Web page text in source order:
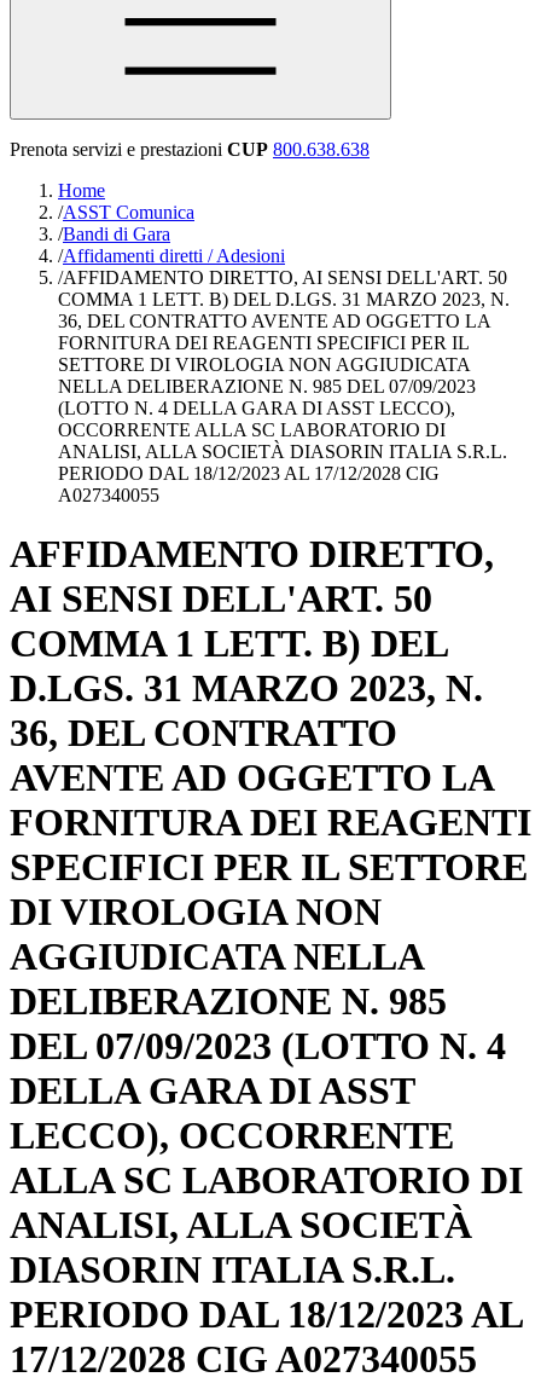
Prenota servizi e prestazioni CUP 800.638.638
Home
/ASST Comunica
/Bandi di Gara
/Affidamenti diretti / Adesioni
/AFFIDAMENTO DIRETTO, AI SENSI DELL'ART. 50
COMMA 1 LETT. B) DEL D.LGS. 31 MARZO 2023, N.
36, DEL CONTRATTO AVENTE AD OGGETTO LA
FORNITURA DEI REAGENTI SPECIFICI PER IL
SETTORE DI VIROLOGIA NON AGGIUDICATA
NELLA DELIBERAZIONE N. 985 DEL 07/09/2023
(LOTTO N. 4 DELLA GARA DI ASST LECCO),
OCCORRENTE ALLA SC LABORATORIO DI
ANALISI, ALLA SOCIETÀ DIASORIN ITALIA S.R.L.
PERIODO DAL 18/12/2023 AL 17/12/2028 CIG
A027340055
AFFIDAMENTO DIRETTO,
AI SENSI DELL'ART. 50
COMMA 1 LETT. B) DEL
D.LGS. 31 MARZO 2023, N.
36, DEL CONTRATTO
AVENTE AD OGGETTO LA
FORNITURA DEI REAGENTI
SPECIFICI PER IL SETTORE
DI VIROLOGIA NON
AGGIUDICATA NELLA
DELIBERAZIONE N. 985
DEL 07/09/2023 (LOTTO N. 4
DELLA GARA DI ASST
LECCO), OCCORRENTE
ALLA SC LABORATORIO DI
ANALISI, ALLA SOCIETÀ
DIASORIN ITALIA S.R.L.
PERIODO DAL 18/12/2023 AL
17/12/2028 CIG A027340055